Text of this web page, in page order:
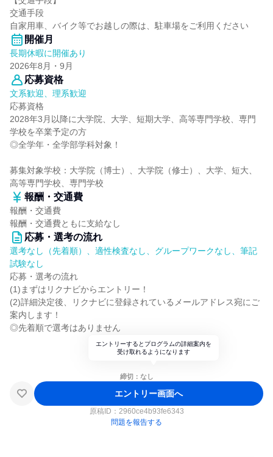
交通手段
自家用車、バイク等でお越しの際は、駐車場をご利用ください
開催月
長期休暇に開催あり
2026年8月・9月
応募資格
文系歓迎、理系歓迎
応募資格
2028年3月以降に大学院、大学、短期大学、高等専門学校、専門
学校を卒業予定の方
◎全学年・全学部学科対象！
募集対象学校：大学院（博士）、大学院（修士）、大学、短大、
高等専門学校、専門学校
報酬・交通費
報酬・交通費
報酬・交通費ともに支給なし
応募・選考の流れ
選考なし（先着順）、適性検査なし、グループワークなし、筆記
試験なし
応募・選考の流れ
(1)まずはリクナビからエントリー！
(2)詳細決定後、リクナビに登録されているメールアドレス宛にご
案内します！
◎先着順で選考はありません
エントリーするとプログラムの詳細案内を
受け取れるようになります
締切：なし
エントリー画面へ
原稿ID： 2960ce4b93fe6343
問題を報告する